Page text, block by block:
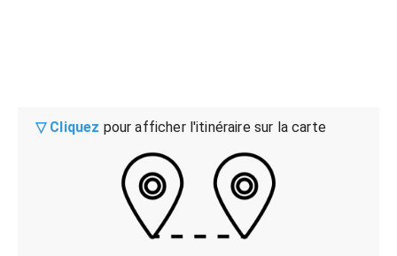
▽ Cliquez pour afficher l'itinéraire sur la carte